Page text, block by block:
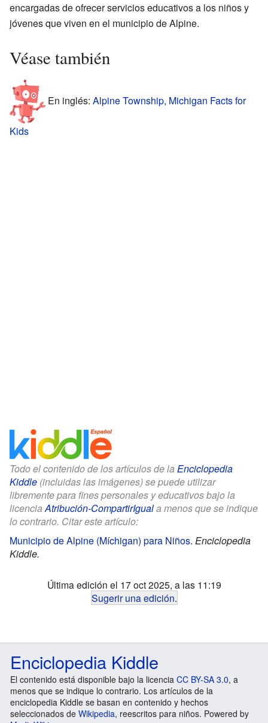
encargadas de ofrecer servicios educativos a los niños y
jóvenes que viven en el municipio de Alpine.
Véase también
En inglés: Alpine Township, Michigan Facts for
Kids
Todo el contenido de los artículos de la Enciclopedia
Kiddle (incluidas las imágenes) se puede utilizar
libremente para fines personales y educativos bajo la
licenciaAtribución-CompartirIguala menos que se indique
lo contrario. Citar este artículo:
Municipio de Alpine (Míchigan) para Niños. Enciclopedia
Kiddle.
Última edición el 17 oct 2025, a las 11:19
Sugerir una edición.
Enciclopedia Kiddle
El contenido está disponible bajo la licencia CC BY-SA 3.0, a
menos que se indique lo contrario. Los artículos de la
enciclopedia Kiddle se basan en contenido y hechos
seleccionados de Wikipedia, reescritos para niños. Powered by